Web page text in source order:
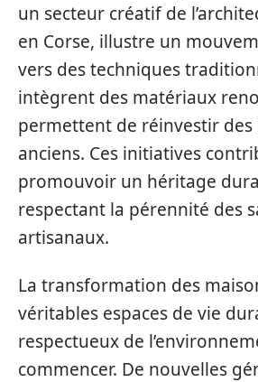
un secteur créatif de
en Corse, illustre un
vers des techniques
intègrent des matériaux
permettent de réinvestir
anciens. Ces initiatives
promouvoir un héritage
respectant la pérennité des
artisanaux.
La transformation des
véritables espaces de vie
respectueux de
commencer. De nouvelles